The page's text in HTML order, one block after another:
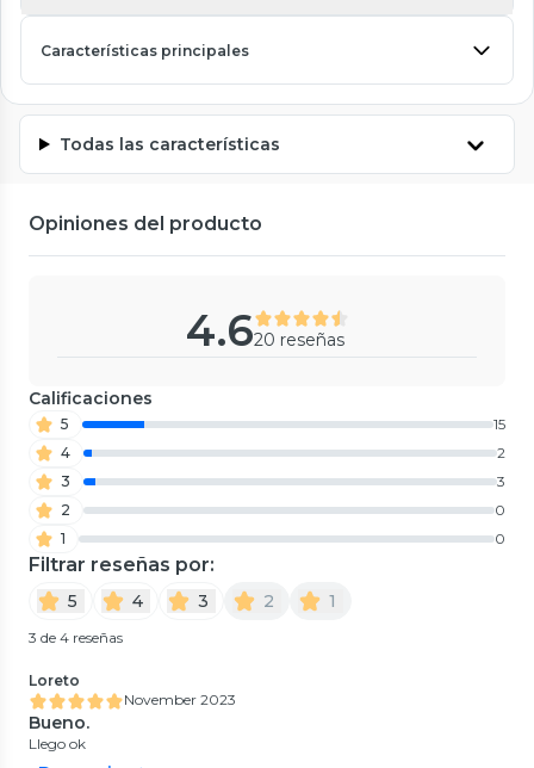
Características principales
Todas las características
Opiniones del producto
4.620 reseñas
Calificaciones
5
15
4
2
3
3
2
0
1
0
Filtrar reseñas por:
5 4 3 2 1
3 de 4 reseñas
Loreto
November 2023
Bueno.
Llego ok